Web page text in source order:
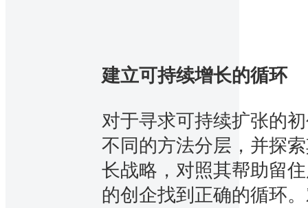
建立可持续增长的循环
对于寻求可持续扩张的
不同的方法分层，并探
长战略，对照其帮助留
的创企找到正确的循环